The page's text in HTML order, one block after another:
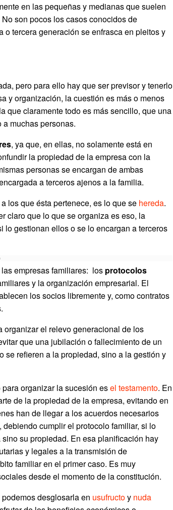
en las pequeñas y medianas que suelen
No son pocos los casos conocidos de
o tercera generación se enfrasca en pleitos y
pero para ello hay que ser previsor y tenerlo
y organización, la cuestión es más o menos
que claramente todo es más sencillo, que una
muchas personas.
, ya que, en ellas, no solamente está en
la propiedad de la empresa con la
personas se encargan de ambas
a terceros ajenos a la familia.
los que ésta pertenece, es lo que se hereda.
claro que lo que se organiza es eso, la
gestionan ellos o se lo encargan a terceros
empresas familiares: los protocolos
y la organización empresarial. El
los socios libremente y, como contratos
organizar el relevo generacional de los
que una jubilación o fallecimiento de un
refieren a la propiedad, sino a la gestión y
para organizar la sucesión esel testamento. En
de la propiedad de la empresa, evitando en
han de llegar a los acuerdos necesarios
cumplir el protocolo familiar, si lo
su propiedad. En esa planificación hay
y legales a la transmisión de
familiar en el primer caso. Es muy
desde el momento de la constitución.
desglosarla en usufructoy nuda